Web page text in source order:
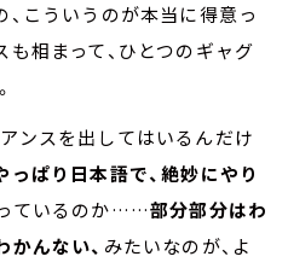
、こういうのが本当に得意っ
相まって、ひとつのギャグ
ンスを出してはいるんだけ
ぱり日本語で、絶妙にやり
ているのか……部分部分はわ
んない、 みたいなのが、よ